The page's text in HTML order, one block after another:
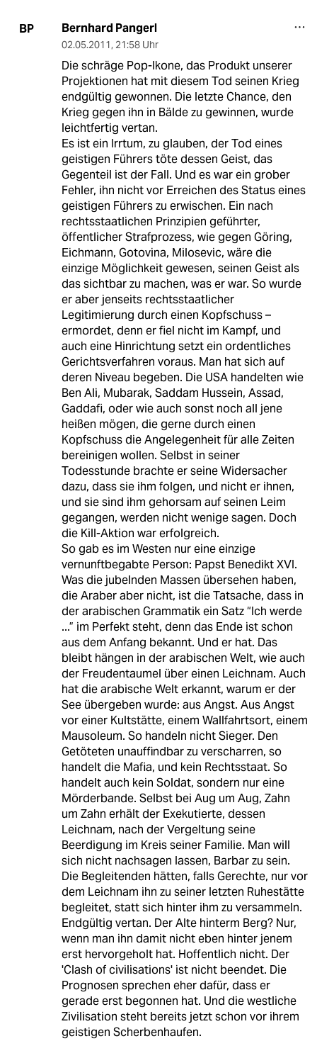
BP Bernhard Pangerl
02.05.2011, 21:58 Uhr
Die schräge Pop-Ikone, das Produkt unserer
Projektionen hat mit diesem Tod seinen Krieg
endgültig gewonnen. Die letzte Chance, den
Krieg gegen ihn in Bälde zu gewinnen, wurde
leichtfertig vertan.
Es ist ein Irrtum, zu glauben, der Tod eines
geistigen Führers töte dessen Geist, das
Gegenteil ist der Fall. Und es war ein grober
Fehler, ihn nicht vor Erreichen des Status eines
geistigen Führers zu erwischen. Ein nach
rechtsstaatlichen Prinzipien geführter,
öffentlicher Strafprozess, wie gegen Göring,
Eichmann, Gotovina, Milosevic, wäre die
einzige Möglichkeit gewesen, seinen Geist als
das sichtbar zu machen, was er war. So wurde
er aber jenseits rechtsstaatlicher
Legitimierung durch einen Kopfschuss –
ermordet, denn er fiel nicht im Kampf, und
auch eine Hinrichtung setzt ein ordentliches
Gerichtsverfahren voraus. Man hat sich auf
deren Niveau begeben. Die USA handelten wie
Ben Ali, Mubarak, Saddam Hussein, Assad,
Gaddafi, oder wie auch sonst noch all jene
heißen mögen, die gerne durch einen
Kopfschuss die Angelegenheit für alle Zeiten
bereinigen wollen. Selbst in seiner
Todesstunde brachte er seine Widersacher
dazu, dass sie ihm folgen, und nicht er ihnen,
und sie sind ihm gehorsam auf seinen Leim
gegangen, werden nicht wenige sagen. Doch
die Kill-Aktion war erfolgreich.
So gab es im Westen nur eine einzige
vernunftbegabte Person: Papst Benedikt XVI.
Was die jubelnden Massen übersehen haben,
die Araber aber nicht, ist die Tatsache, dass in
der arabischen Grammatik ein Satz “Ich werde
...” im Perfekt steht, denn das Ende ist schon
aus dem Anfang bekannt. Und er hat. Das
bleibt hängen in der arabischen Welt, wie auch
der Freudentaumel über einen Leichnam. Auch
hat die arabische Welt erkannt, warum er der
See übergeben wurde: aus Angst. Aus Angst
vor einer Kultstätte, einem Wallfahrtsort, einem
Mausoleum. So handeln nicht Sieger. Den
Getöteten unauffindbar zu verscharren, so
handelt die Mafia, und kein Rechtsstaat. So
handelt auch kein Soldat, sondern nur eine
Mörderbande. Selbst bei Aug um Aug, Zahn
um Zahn erhält der Exekutierte, dessen
Leichnam, nach der Vergeltung seine
Beerdigung im Kreis seiner Familie. Man will
sich nicht nachsagen lassen, Barbar zu sein.
Die Begleitenden hätten, falls Gerechte, nur vor
dem Leichnam ihn zu seiner letzten Ruhestätte
begleitet, statt sich hinter ihm zu versammeln.
Endgültig vertan. Der Alte hinterm Berg? Nur,
wenn man ihn damit nicht eben hinter jenem
erst hervorgeholt hat. Hoffentlich nicht. Der
'Clash of civilisations' ist nicht beendet. Die
Prognosen sprechen eher dafür, dass er
gerade erst begonnen hat. Und die westliche
Zivilisation steht bereits jetzt schon vor ihrem
geistigen Scherbenhaufen.